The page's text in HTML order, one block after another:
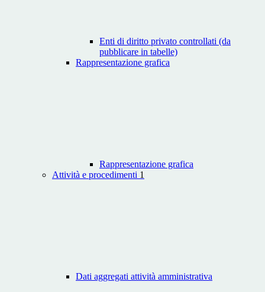
Enti di diritto privato controllati (da
pubblicare in tabelle)
Rappresentazione grafica
Rappresentazione grafica
Attività e procedimenti 1
Dati aggregati attività amministrativa